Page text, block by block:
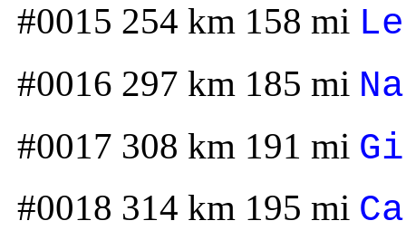
#0015 254 km 158 mi
#0016 297 km 185 mi
#0017 308 km 191 mi
#0018 314 km 195 mi